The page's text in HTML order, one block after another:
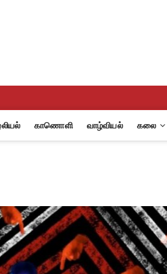
காணொளி வாழ்வியல் கலை